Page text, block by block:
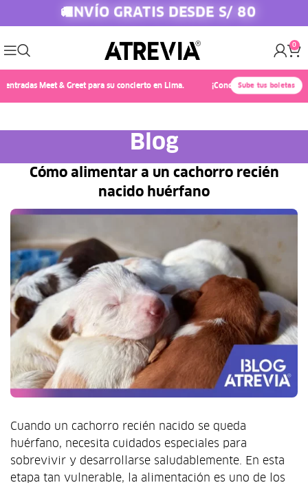
🚚 ENVÍO GRATIS DESDE S/ 80
0
Meet & Greet para su concierto en Lima. ¡Conoce a Chayanne! 🎤✨
Sube tus boletas
Blog
Cómo alimentar a un cachorro recién
nacido huérfano
Cuando un cachorro recién nacido se queda
huérfano, necesita cuidados especiales para
sobrevivir y desarrollarse saludablemente. En esta
etapa tan vulnerable, la alimentación es uno de los